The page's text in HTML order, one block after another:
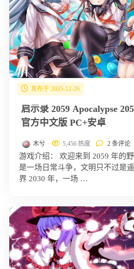
发布于 2025-12-26
启示录 2059 Apocalypse
官方中文版 PC+安卓
木兮 5,456 热度 2 条评论
游戏介绍： 欢迎来到 2059 年的
是一场日常斗争，文明只不过是
界 2030 年，一场 …